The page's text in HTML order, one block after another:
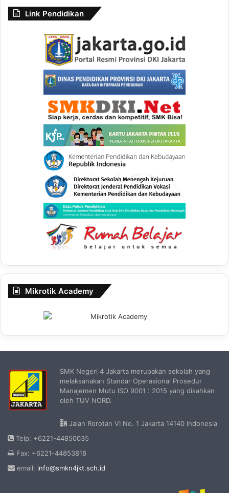
Link Pendidikan
Mikrotik Academy
SMK Negeri 4 Jakarta merupakan sekolah yang
melaksanakan Standar Operasional Prosedur
Manajemen Mutu ISO 9001 : 2015 yang disahkan
oleh TUV NORD.
Jalan Rorotan VI No. 1 Jakarta 14140 Indonesia
Telp: +6221-44850035
Fax: +6221-44853818
email: info@smkn4jkt.sch.id